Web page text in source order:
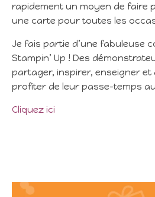
rapidement un moyen de faire
une carte pour toutes les
Je fais partie d’une fabuleuse
Stampin’ Up ! Des
partager, inspirer, enseigner et
profiter de leur passe-temps
Cliquez ici